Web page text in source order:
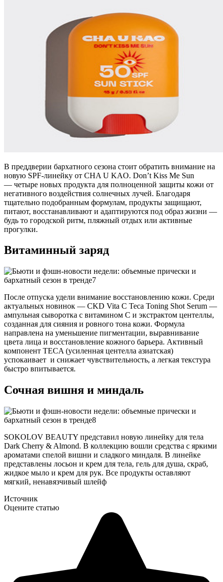
В преддверии бархатного сезона стоит обратить внимание на
новую SPF-линейку от CHA U KAO. Don’t Kiss Me Sun
— четыре новых продукта для полноценной защиты кожи от
негативного воздействия солнечных лучей. Благодаря
тщательно подобранным формулам, продукты защищают,
питают, восстанавливают и адаптируются под образ жизни —
будь то городской ритм, пляжный отдых или активные
прогулки.
Витаминный заряд
После отпуска удели внимание восстановлению кожи. Среди
актуальных новинок — CKD Vita C Teca Toning Shot Serum —
ампульная сыворотка с витамином С и экстрактом центеллы,
созданная для сияния и ровного тона кожи. Формула
направлена на уменьшение пигментации, выравнивание
цвета лица и восстановление кожного барьера. Активный
компонент TECA (усиленная центелла азиатская)
успокаивает и снижает чувствительность, а легкая текстура
быстро впитывается.
Сочная вишня и миндаль
SOKOLOV BEAUTY представил новую линейку для тела
Dark Cherry & Almond. В коллекцию вошли средства с яркими
ароматами спелой вишни и сладкого миндаля. В линейке
представлены лосьон и крем для тела, гель для душа, скраб,
жидкое мыло и крем для рук. Все продукты оставляют
мягкий, ненавязчивый шлейф
Источник
Оцените статью